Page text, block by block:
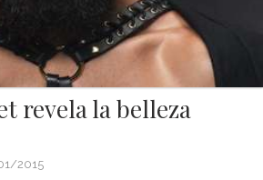
revela la belleza
2015